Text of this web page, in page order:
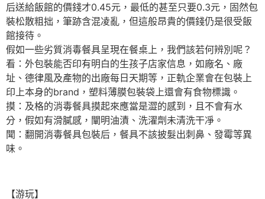
后送給飯館的價錢才0.45元，最低的甚至只要0.3元，固然包
裝松散粗拙，筆跡含混凌亂，但這般昂貴的價錢仍是很受飯
館接待。
假如一些劣質消毒餐具呈現在餐桌上，我們該若何辨別呢？
看：外包裝能否印有明白的生孩子店家信息，如廠名、廠
址、德律風及產物的出廠每日天期等，正軌企業會在包裝上
印上本身的brand，塑料薄膜包裝袋上還會有食物標識。
摸：及格的消毒餐具摸起來應當是澀的感到，且不會有水
分，假如有滑膩感，闡明油漬、洗濯劑未清洗干凈。
聞：翻開消毒餐具包裝后，餐具不該披髮出刺鼻、發霉等異
味。
【游玩】